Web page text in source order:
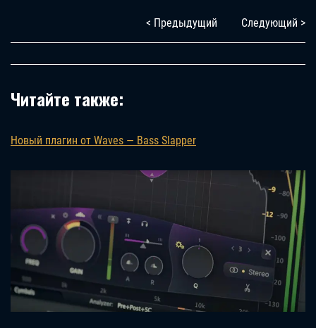
< Предыдущий Следующий >
Читайте также:
Новый плагин от Waves — Bass Slapper